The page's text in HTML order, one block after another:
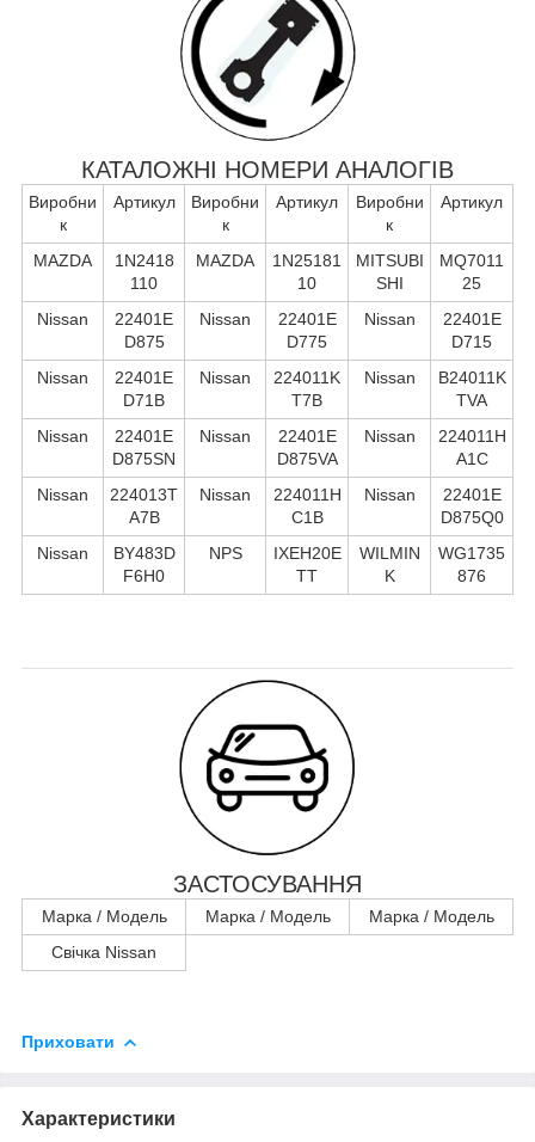
КАТАЛОЖНІ НОМЕРИ АНАЛОГІВ
Виробни
к
Артикул
Виробни
к
Артикул
Виробни
к
Артикул
MAZDA
1N2418
110
MAZDA
1N25181
10
MITSUBI
SHI
MQ7011
25
Nissan
22401E
D875
Nissan
22401E
D775
Nissan
22401E
D715
Nissan
22401E
D71B
Nissan
224011K
T7B
Nissan
B24011K
TVA
Nissan
22401E
D875SN
Nissan
22401E
D875VA
Nissan
224011H
A1C
Nissan
224013T
A7B
Nissan
224011H
C1B
Nissan
22401E
D875Q0
Nissan
BY483D
F6H0
NPS
IXEH20E
TT
WILMIN
K
WG1735
876
ЗАСТОСУВАННЯ
Марка / Модель Марка / Модель
Марка / Модель
Свічка Nissan
Приховати
Характеристики